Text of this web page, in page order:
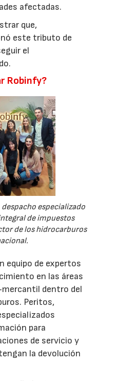
afectadas.
que,
este tributo de
el
Robinfy?
especializado
de impuestos
de los hidrocarburos
equipo de expertos
en las áreas
dentro del
Peritos,
para
de servicio y
la devolución